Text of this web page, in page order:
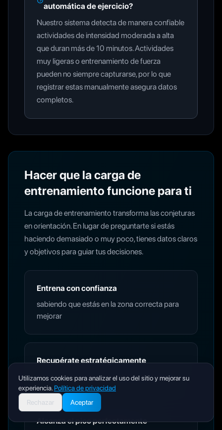
automática de ejercicio?
Nuestro sistema detecta de manera confiable
actividades de intensidad moderada a alta
que duran más de 10 minutos. Actividades
muy ligeras o entrenamiento de fuerza
pueden no siempre capturarse, por lo que
registrar estas manualmente asegura datos
completos.
Hacer que la carga de
entrenamiento funcione para ti
La carga de entrenamiento transforma las conjeturas
en orientación. En lugar de preguntarte si estás
haciendo demasiado o muy poco, tienes datos claros
y objetivos para guiar tus decisiones.
Entrena con confianza
sabiendo que estás en la zona correcta para
mejorar
Recupérate estratégicamente
antes de que tu cuerpo te obligue a hacerlo
Alcanza el pico perfectamente
Utilizamos cookies para analizar el uso del sitio y mejorar su
experiencia. Política de privacidad
Rechazar
Aceptar